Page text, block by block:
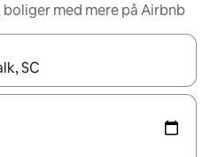
med mere på Airbnb
skal du navigere med